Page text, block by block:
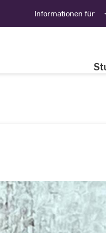
Informationen für